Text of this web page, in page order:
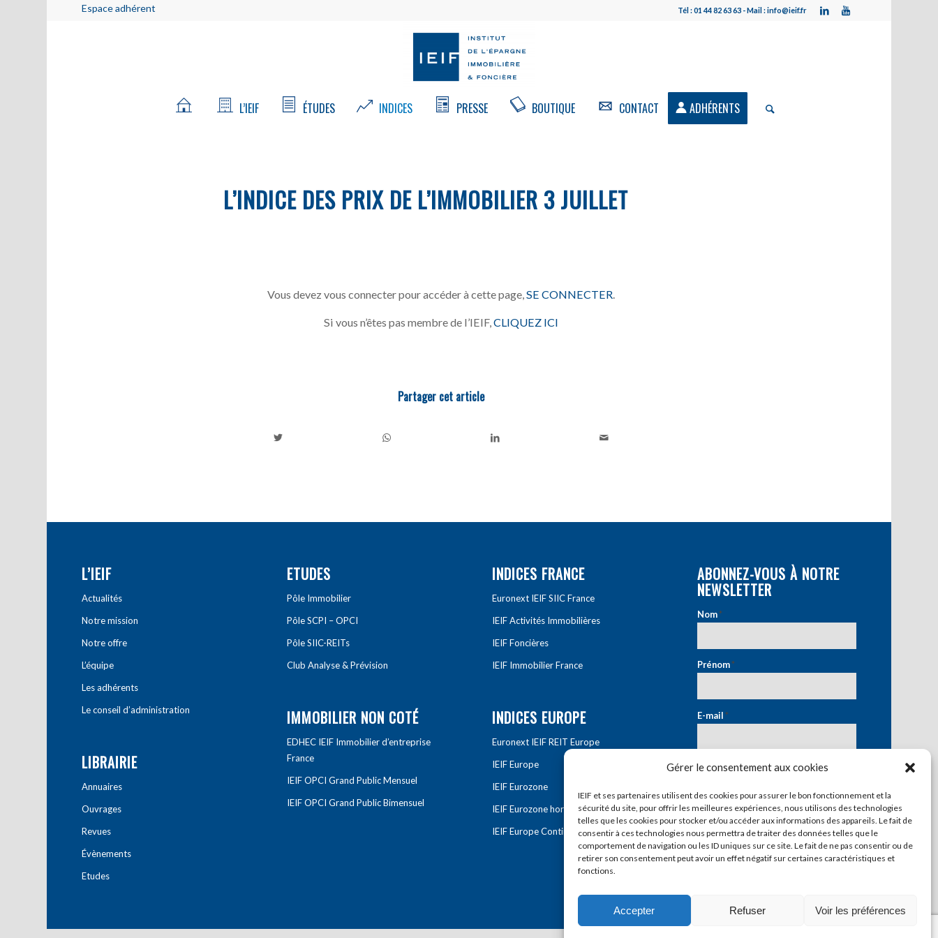
Gérer le consentement aux cookies
IEIF et ses partenaires utilisent des cookies pour assurer le bon fonctionnement et la
sécurité du site, pour offrir les meilleures expériences, nous utilisons des technologies
telles que les cookies pour stocker et/ou accéder aux informations des appareils. Le fait de
consentir à ces technologies nous permettra de traiter des données telles que le
comportement de navigation ou les ID uniques sur ce site. Le fait de ne pas consentir ou de
retirer son consentement peut avoir un effet négatif sur certaines caractéristiques et
fonctions.
Accepter Refuser Voir les préférences
Espace adhérent Tél : 01 44 82 63 63 - Mail : info@ieif.fr
L’IEIF ÉTUDES INDICES PRESSE BOUTIQUE CONTACT ADHÉRENTS
L’INDICE DES PRIX DE L’IMMOBILIER 3 JUILLET
Vous devez vous connecter pour accéder à cette page, SE CONNECTER
Si vous n’êtes pas membre de l’IEIF,CLIQUEZ ICI
Partager cet article
L’IEIF
Actualités
Notre mission
Notre offre
L’équipe
Les adhérents
Le conseil d’administration
LIBRAIRIE
Annuaires
Ouvrages
Revues
Évènements
Etudes
ETUDES
Pôle Immobilier
Pôle SCPI – OPCI
Pôle SIIC-REITs
Club Analyse & Prévision
IMMOBILIER NON COTÉ
EDHEC IEIF Immobilier d’entreprise
France
IEIF OPCI Grand Public Mensuel
IEIF OPCI Grand Public Bimensuel
INDICES FRANCE
Euronext IEIF SIIC France
IEIF Activités Immobilières
IEIF Foncières
IEIF Immobilier France
INDICES EUROPE
Euronext IEIF REIT Europe
IEIF Europe
IEIF Eurozone
IEIF Eurozone hors France
IEIF Europe Continentale
ABONNEZ-VOUS À NOTRE
NEWSLETTER
Nom*
Prénom*
E-mail*